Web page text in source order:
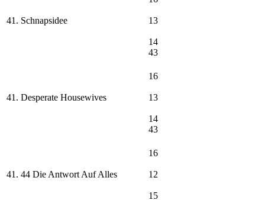
41. Schnapsidee 13
14
43
41. Desperate Housewives
16
13
14
43
41. 44 Die Antwort Auf Alles
16
12
15